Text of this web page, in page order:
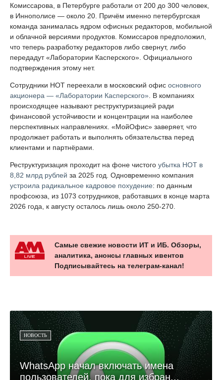
Комиссарова, в Петербурге работали от 200 до 300 человек,
в Иннополисе — около 20. Причём именно петербургская
команда занималась ядром офисных редакторов, мобильной
и облачной версиями продуктов. Комиссаров предположил,
что теперь разработку редакторов либо свернут, либо
передадут «Лаборатории Касперского». Официального
подтверждения этому нет.
Сотрудники НОТ переехали в московский офис основного
акционера — «Лаборатории Касперского» . В компаниях
происходящее называют реструктуризацией ради
финансовой устойчивости и концентрации на наиболее
перспективных направлениях. «МойОфис» заверяет, что
продолжает работать и выполнять обязательства перед
клиентами и партнёрами.
Реструктуризация проходит на фоне чистого убытка НОТ в
8,82 млрд рублей за 2025 год. Одновременно компания
устроила радикальное кадровое похудение: по данным
профсоюза, из 1073 сотрудников, работавших в конце марта
2026 года, к августу осталось лишь около 250-270.
Самые свежие новости ИТ и ИБ. Обзоры,
аналитика, анонсы главных ивентов
Подписывайтесь на телеграм-канал!
НОВОСТЬ
WhatsApp начал включать имена
пользователей, пока для избран...